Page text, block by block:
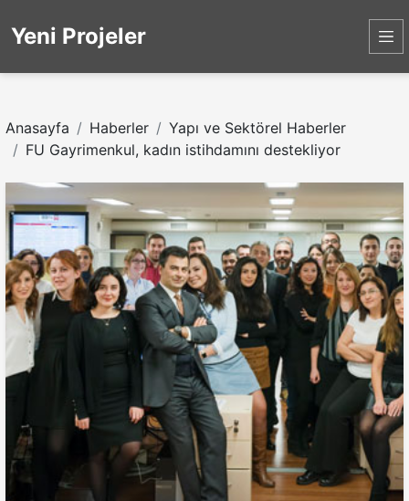
Yeni Projeler
Anasayfa Haberler
Yapı ve Sektörel Haberler
FU Gayrimenkul, kadın istihdamını destekliyor